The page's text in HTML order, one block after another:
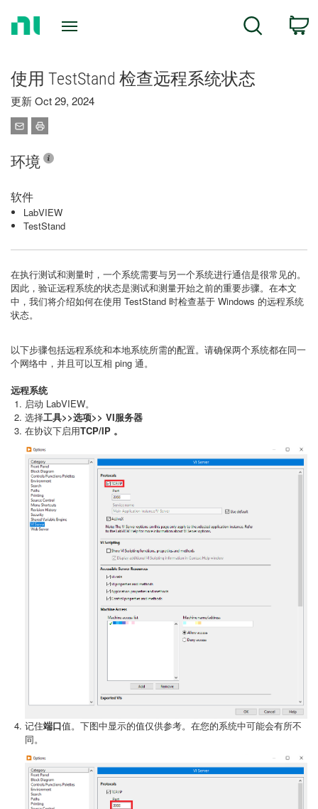
Search
使用 TestStand 检查远程系统状态
更新 Oct 29, 2024
环境
软件
LabVIEW
TestStand
在执行测试和测量时，一个系统需要与另一个系统进行通信是很常见的。
因此，验证远程系统的状态是测试和测量开始之前的重要步骤。在本文
中，我们将介绍如何在使用 TestStand 时检查基于 Windows 的远程系统
状态。
以下步骤包括远程系统和本地系统所需的配置。请确保两个系统都在同一
个网络中，并且可以互相 ping 通。
远程系统
启动 LabVIEW。
选择工具>>选项>> VI服务器
在协议下启用TCP/IP 。
记住端口值。下图中显示的值仅供参考。在您的系统中可能会有所不
同。